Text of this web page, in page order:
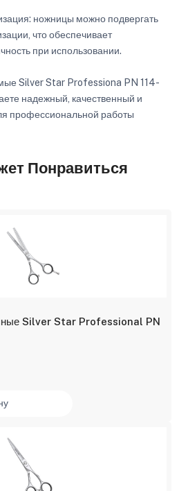
ножницы можно подвергать
что обеспечивает
при использовании.
Silver Star Professiona PN 114-
надежный, качественный и
профессиональной работы
Понравиться
Silver Star Professional PN